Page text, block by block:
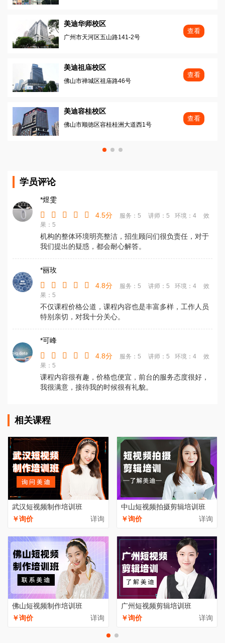
美迪华师校区
广州市天河区五山路141-2号
查看
美迪祖庙校区
佛山市禅城区祖庙路46号
查看
美迪容桂校区
佛山市顺徳区容桂桂洲大道西1号
查看
学员评论
*煜雯
4.5分
服务：5 讲师：5 环境：4
效
果：5
机构的整体环境明亮整洁，招生顾问们很负责任，对于
我们提出的疑惑，都会耐心解答。
*丽玫
4.8分
服务：5 讲师：5 环境：4
效
果：5
不仅课程价格公道，课程内容也是丰富多样，工作人员
特别亲切，对我十分关心。
*可峰
4.8分
服务：5 讲师：5 环境：4
效
果：5
课程内容很有趣，价格也便宜，前台的服务态度很好，
我很满意，接待我的时候很有礼貌。
相关课程
武汉短视频制作培训班
￥询价
详询
中山短视频拍摄剪辑培训班
￥询价
详询
佛山短视频制作培训班
￥询价
详询
广州短视频剪辑培训班
￥询价
详询